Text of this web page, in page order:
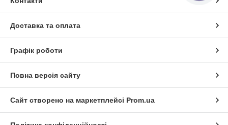
Доставка та оплата
Графік роботи
Повна версія сайту
Сайт створено на маркетплейсі Prom.ua